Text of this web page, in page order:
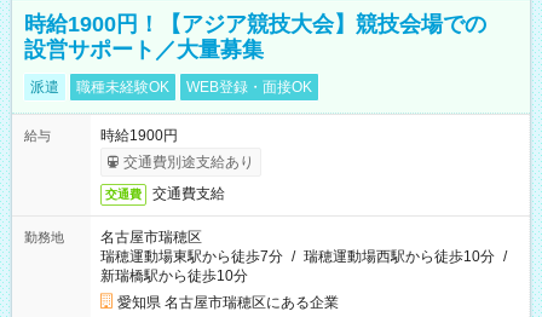
時給1900円！【アジア競技大会】競技会場での
設営サポート／大量募集
派遣 職種未経験OK WEB登録・面接OK
給与
時給1900円
交通費別途支給あり
交通費 交通費支給
勤務地
名古屋市瑞穂区
瑞穂運動場東駅から徒歩7分 / 瑞穂運動場西駅から徒歩10分 /
新瑞橋駅から徒歩10分
愛知県 名古屋市瑞穂区にある企業